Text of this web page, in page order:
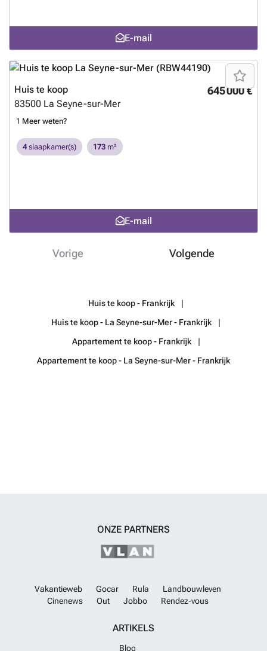
E-mail
645 000 €
Huis te koop
83500 La Seyne-sur-Mer
1 Meer weten?
4slaapkamer(s) 173 m²
E-mail
Vorige Volgende
Huis te koop - Frankrijk
Huis te koop - La Seyne-sur-Mer - Frankrijk
Appartement te koop - Frankrijk
Appartement te koop - La Seyne-sur-Mer - Frankrijk
ONZE PARTNERS
Vakantieweb Gocar Rula
Landbouwleven
Cinenews
Out Jobbo Rendez-vous
ARTIKELS
Blog